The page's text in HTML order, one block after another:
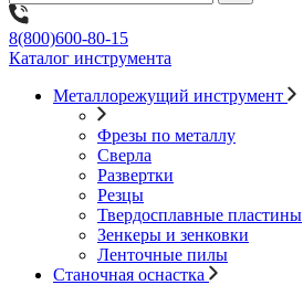
8(800)600-80-15
Каталог инструмента
Металлорежущий инструмент
Фрезы по металлу
Сверла
Развертки
Резцы
Твердосплавные пластины
Зенкеры и зенковки
Ленточные пилы
Станочная оснастка